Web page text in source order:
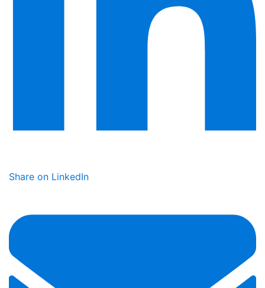
Share on LinkedIn